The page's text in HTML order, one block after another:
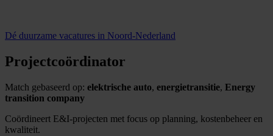
Dé duurzame vacatures in Noord-Nederland
Projectcoördinator
Match gebaseerd op: elektrische auto, energietransitie, Energy
transition company
Coördineert E&I-projecten met focus op planning, kostenbeheer en
kwaliteit.